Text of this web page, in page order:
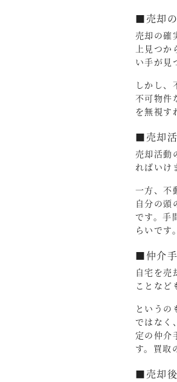
■売却
売却の確
上見つ
い手が見
しかし、
不可物件
を無視す
■売却
売却活動
ればいけ
一方、不
自分の頭
です。手
らいです。
■仲介
自宅を売
ことなど
というの
ではなく
定の仲介
す。買取
■売却